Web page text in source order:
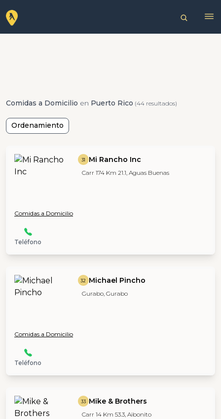
Comidas a Domicilio en Puerto Rico (44 resultados)
Ordenamiento
31 Mi Rancho Inc
Carr 174 Km 21.1, Aguas Buenas
Comidas a Domicilio
Teléfono
32 Michael Pincho
Gurabo, Gurabo
Comidas a Domicilio
Teléfono
33 Mike & Brothers
Carr 14 Km 53.3, Aibonito